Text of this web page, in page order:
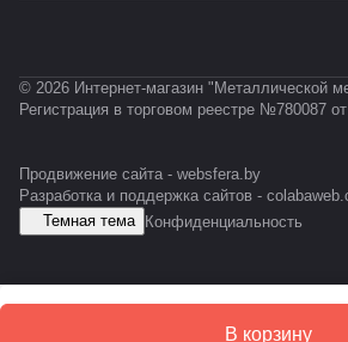
В корзину
© 2026 Интернет-магазин "Металлической
Регистрация в торговом реестре №780087
Продвижение сайта - websfera.by
Разработка и поддержка сайтов -
Темная тема
Конфиденциальность